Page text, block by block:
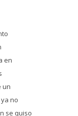
en
un
no
se quiso